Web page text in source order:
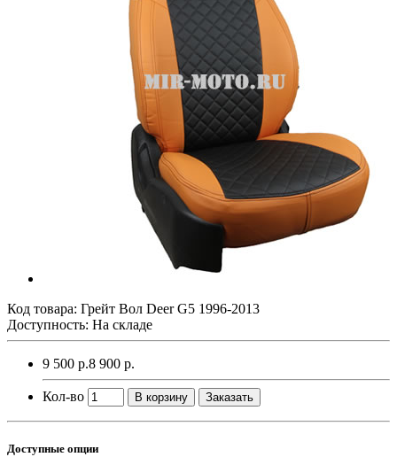
Код товара: Грейт Вол Deer G5 1996-2013
Доступность: На складе
9 500 р.8 900 р.
Кол-во В корзину Заказать
Доступные опции